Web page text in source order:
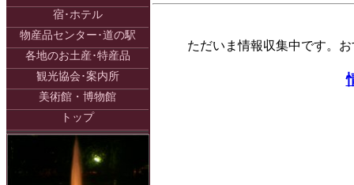
宿･ホテル
物産品センター･道の駅
各地のお土産･特産品
観光協会･案内所
美術館・博物館
トップ
ただいま情報収集中です。